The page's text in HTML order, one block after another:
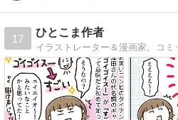
17
ひとこま作者